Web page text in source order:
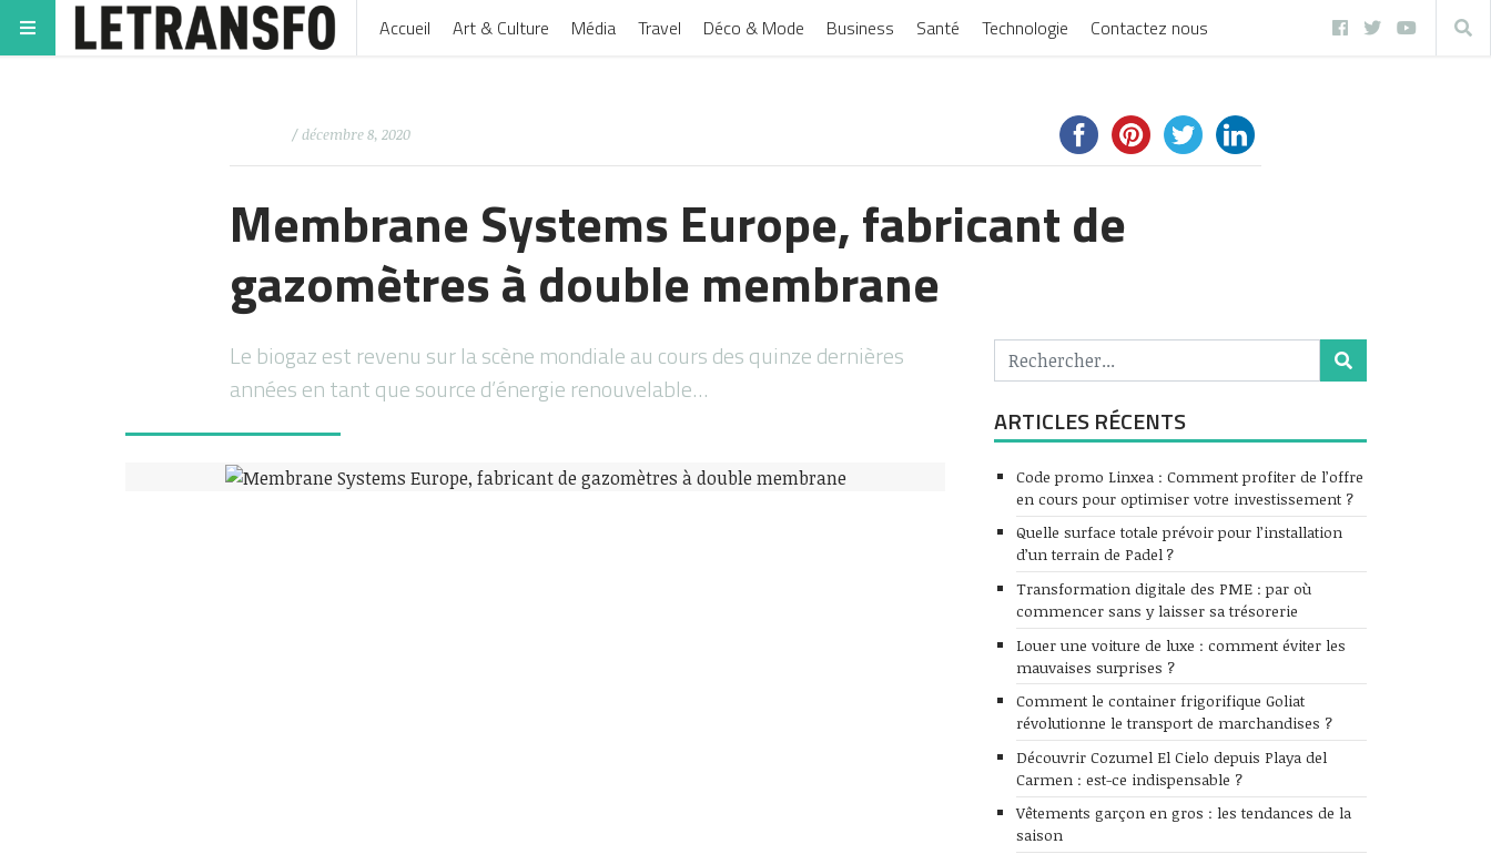
Accueil Art & Culture Média Travel Déco & Mode Business Santé Technologie Contactez nous
/ décembre 8, 2020
Membrane Systems Europe, fabricant de
gazomètres à double membrane
Le biogaz est revenu sur la scène mondiale au cours des quinze dernières
années en tant que source d’énergie renouvelable…
ARTICLES RÉCENTS
Code promo Linxea : Comment profiter de l’offre
en cours pour optimiser votre investissement ?
Quelle surface totale prévoir pour l’installation
d’un terrain de Padel ?
Transformation digitale des PME : par où
commencer sans y laisser sa trésorerie
Louer une voiture de luxe : comment éviter les
mauvaises surprises ?
Comment le container frigorifique Goliat
révolutionne le transport de marchandises ?
Découvrir Cozumel El Cielo depuis Playa del
Carmen : est-ce indispensable ?
Vêtements garçon en gros : les tendances de la
saison